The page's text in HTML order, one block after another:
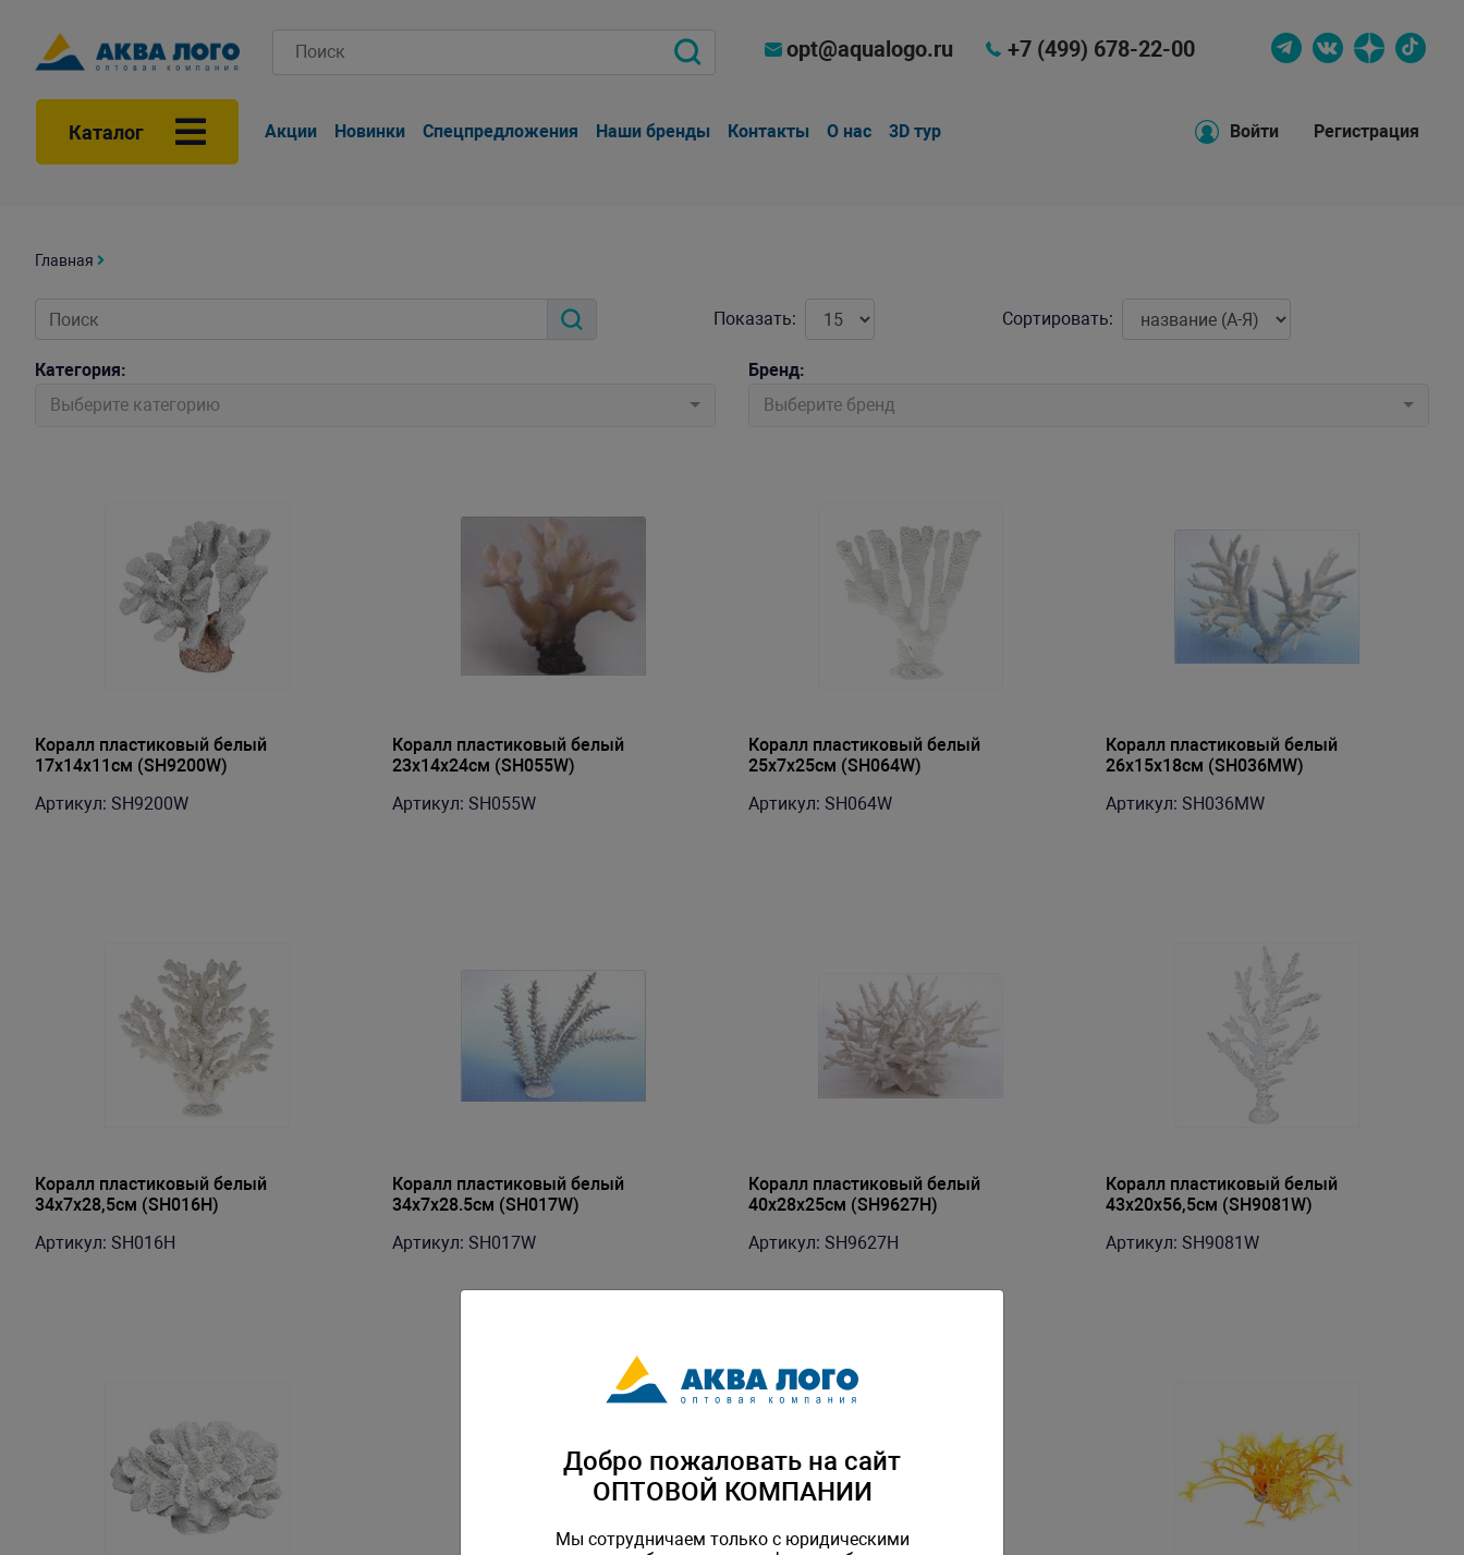
opt@aqualogo.ru +7 (499) 678-22-00
Каталог Акции Новинки Спецпредложения Наши бренды Контакты О нас 3D тур Войти Регистрация
Главная
Показать: Сортировать:
Категория:
Выберите категорию
Бренд:
Выберите бренд
Коралл пластиковый белый
17х14х11см (SH9200W)
Артикул: SH9200W
Коралл пластиковый белый
23x14x24см (SH055W)
Артикул: SH055W
Коралл пластиковый белый
25х7х25см (SH064W)
Артикул: SH064W
Коралл пластиковый белый
26х15х18см (SH036MW)
Артикул: SH036MW
Коралл пластиковый белый
34х7х28,5см (SH016H)
Артикул: SH016H
Коралл пластиковый белый
34х7х28.5см (SH017W)
Артикул: SH017W
Коралл пластиковый белый
40х28х25см (SH9627H)
Артикул: SH9627H
Коралл пластиковый белый
43х20х56,5см (SH9081W)
Артикул: SH9081W
Добро пожаловать на сайт
ОПТОВОЙ КОМПАНИИ
Мы сотрудничаем только с юридическими